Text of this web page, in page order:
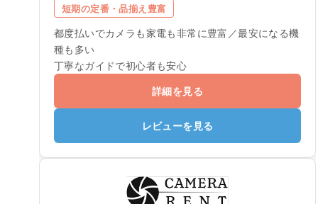
短期の定番・品揃え豊富
都度払いでカメラも家電も非常に豊富／最安になる機
種も多い
丁寧なガイドで初心者も安心
詳細を見る
レビューを見る